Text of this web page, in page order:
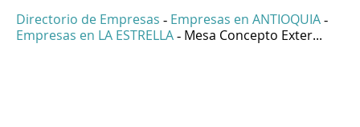
Directorio de Empresas - Empresas en ANTIOQUIA -
Empresas en LA ESTRELLA - Mesa Concepto Exter...